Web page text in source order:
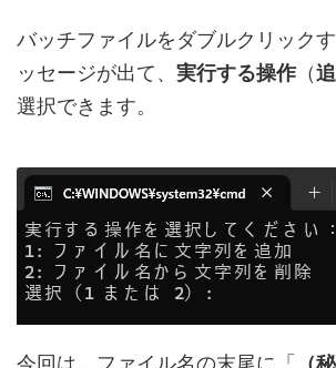
バッチファイルをダブルクリック
ッセージが出て、 実行する操作（
選択できます。
今回は、ファイル名の末尾に「 （秘